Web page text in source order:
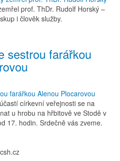
prof. ThDr. Rudolf Horský –
i člověk služby.
sestrou farářkou
církevní veřejnosti se na
u hrobu na hřbitově ve Stodě v
17. hodin. Srdečně vás zveme.